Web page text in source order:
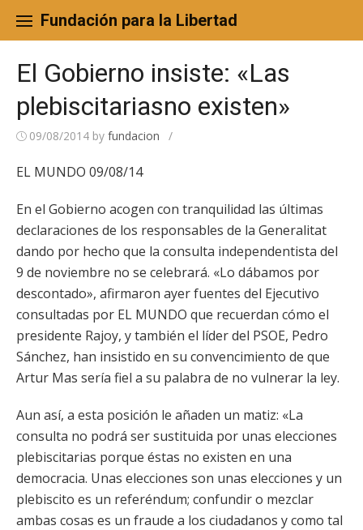
content
Fundación para la Libertad
El Gobierno insiste: «Las
plebiscitariasno existen»
09/08/2014 by fundacion /
EL MUNDO 09/08/14
En el Gobierno acogen con tranquilidad las últimas
declaraciones de los responsables de la Generalitat
dando por hecho que la consulta independentista del
9 de noviembre no se celebrará. «Lo dábamos por
descontado», afirmaron ayer fuentes del Ejecutivo
consultadas por EL MUNDO que recuerdan cómo el
presidente Rajoy, y también el líder del PSOE, Pedro
Sánchez, han insistido en su convencimiento de que
Artur Mas sería fiel a su palabra de no vulnerar la ley.
Aun así, a esta posición le añaden un matiz: «La
consulta no podrá ser sustituida por unas elecciones
plebiscitarias porque éstas no existen en una
democracia. Unas elecciones son unas elecciones y un
plebiscito es un referéndum; confundir o mezclar
ambas cosas es un fraude a los ciudadanos y como tal